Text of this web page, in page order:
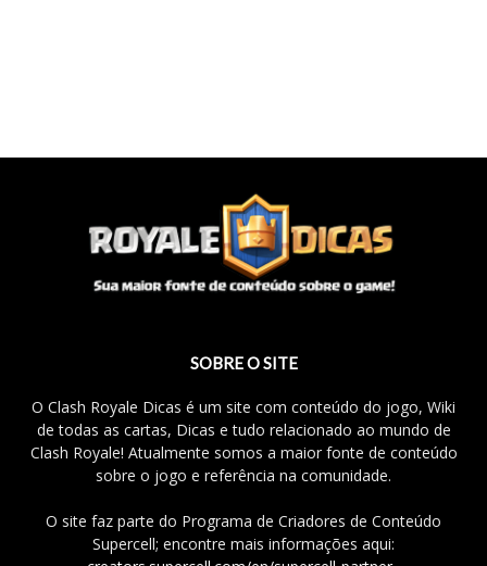
SOBRE O SITE
O Clash Royale Dicas é um site com conteúdo do jogo, Wiki
de todas as cartas, Dicas e tudo relacionado ao mundo de
Clash Royale! Atualmente somos a maior fonte de conteúdo
sobre o jogo e referência na comunidade.
O site faz parte do Programa de Criadores de Conteúdo
Supercell; encontre mais informações aqui: